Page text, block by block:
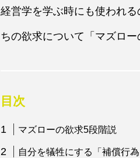
経営学を学ぶ時にも使われ
ちの欲求について「マズロ
目次
マズローの欲求5段階説
自分を犠牲にする「補償行